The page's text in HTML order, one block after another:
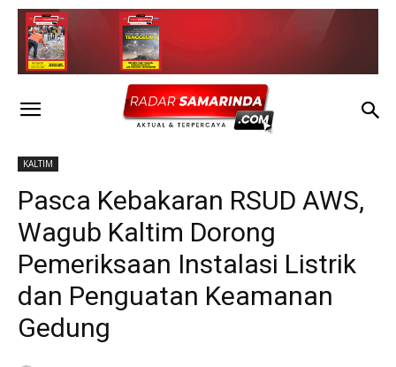
KALTIM
Pasca Kebakaran RSUD AWS,
Wagub Kaltim Dorong
Pemeriksaan Instalasi Listrik
dan Penguatan Keamanan
Gedung